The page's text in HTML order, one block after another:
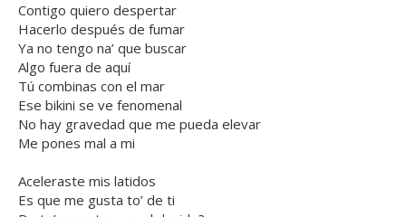
Contigo quiero despertar
Hacerlo después de fumar
Ya no tengo na’ que buscar
Algo fuera de aquí
Tú combinas con el mar
Ese bikini se ve fenomenal
No hay gravedad que me pueda elevar
Me pones mal a mi
Aceleraste mis latidos
Es que me gusta to’ de ti